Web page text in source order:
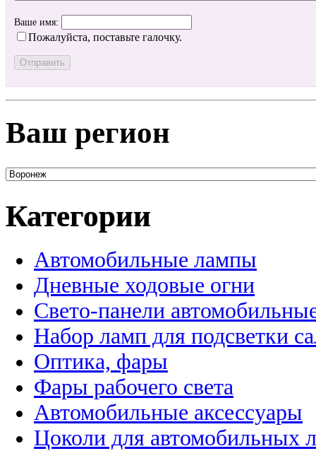
Ваше имя:
Пожалуйста, поставьте галочку.
Ваш регион
Категории
Автомобильные лампы
Дневные ходовые огни
Свето-панели
Набор ламп для подсветки
Оптика, фары
Фары рабочего света
Автомобильные аксессуары
Цоколи для автомобильных